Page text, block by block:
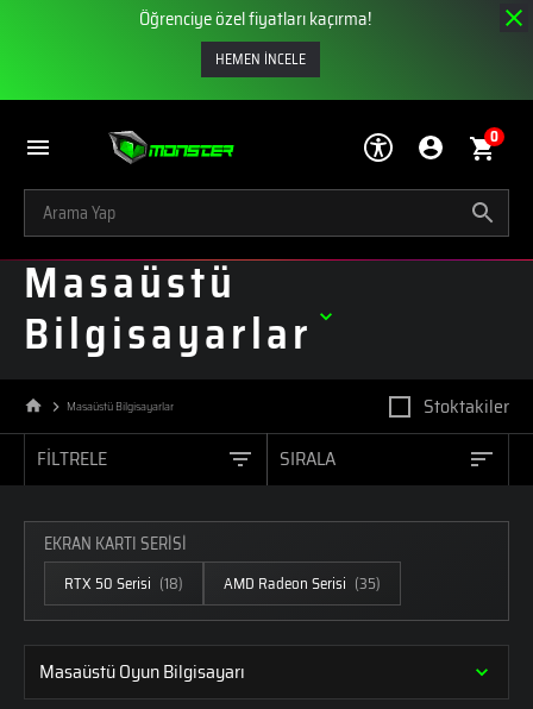
Öğrenciye özel fiyatları kaçırma!
HEMEN İNCELE
0
Masaüstü
Bilgisayarlar
Masaüstü Bilgisayarlar
Stoktakiler
FİLTRELE
SIRALA
EKRAN KARTI SERİSİ
RTX 50 Serisi (18) AMD Radeon Serisi (35)
Masaüstü Oyun Bilgisayarı